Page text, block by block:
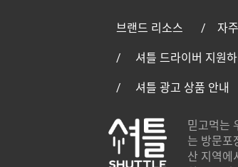
브랜드 리소스 자
셔틀 드라이버 지원하
셔틀 광고 상품 안내
믿고먹는
는 방문포
산 지역에